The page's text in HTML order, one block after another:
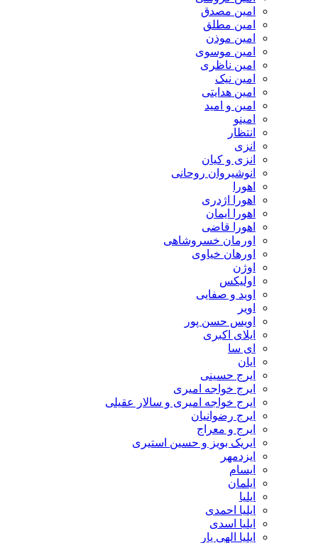
امین مصدق
امین مطلق
امین موذن
امین موسوی
امین ناظری
امین نیک
امین هدایتی
امین و امید
امینو
انتظار
انزی
انزی و کیان
انوشیروان روحانی
اهورا
اهورا اژدری
اهورا ایمان
اهورا قاضی
اورمان خسروشاهی
اورهان خیاوی
اوژن
اولیکس
اوید و صفایی
اویر
اویس حسن پور
ايلاى اكبرى
ای سا
ایان
ایرج حسینی
ایرج خواجه امیری
ایرج خواجه امیری و سالار عقیلی
ایرج رضوانیان
ایرج و معراج
ایریک بویز و حسین استیری
ایزدمهر
ایسام
ایلمان
ایلیا
ایلیا احمدی
ایلیا اسدی
ایلیا الهی یار